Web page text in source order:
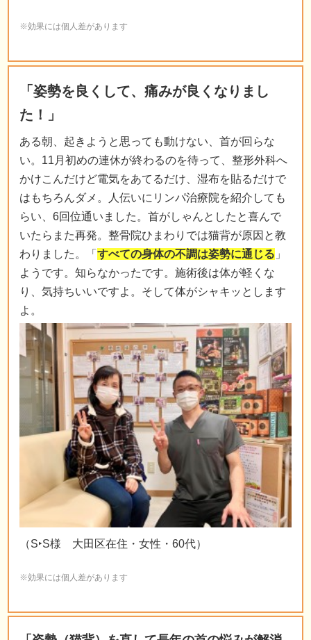
※効果には個人差があります
「姿勢を良くして、痛みが良くなりまし
た！」
ある朝、起きようと思っても動けない、首が回らな
い。11月初めの連休が終わるのを待って、整形外科へ
かけこんだけど電気をあてるだけ、湿布を貼るだけで
はもちろんダメ。人伝いにリンパ治療院を紹介しても
らい、6回位通いました。首がしゃんとしたと喜んで
いたらまた再発。整骨院ひまわりでは猫背が原因と教
わりました。「 すべての身体の不調は姿勢に通じる 」
ようです。知らなかったです。施術後は体が軽くな
り、気持ちいいですよ。そして体がシャキッとします
よ。
（S‣S様 大田区在住・女性・60代）
※効果には個人差があります